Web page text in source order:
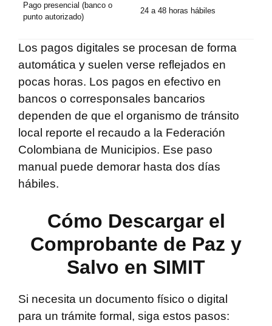
Pago presencial (banco o
punto autorizado)
24 a 48 horas hábiles
Los pagos digitales se procesan de forma
automática y suelen verse reflejados en
pocas horas. Los pagos en efectivo en
bancos o corresponsales bancarios
dependen de que el organismo de tránsito
local reporte el recaudo a la Federación
Colombiana de Municipios. Ese paso
manual puede demorar hasta dos días
hábiles.
Cómo Descargar el
Comprobante de Paz y
Salvo en SIMIT
Si necesita un documento físico o digital
para un trámite formal, siga estos pasos: